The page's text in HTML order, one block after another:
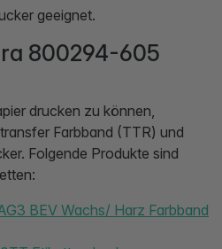
geeignet.
800294-605
drucken zu können,
Farbband (TTR) und
Folgende Produkte sind
BEV Wachs/ Harz Farbband